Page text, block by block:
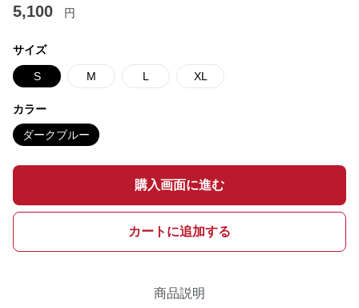
5,100 円
サイズ
S M L XL
カラー
ダークブルー
購入画面に進む
カートに追加する
商品説明